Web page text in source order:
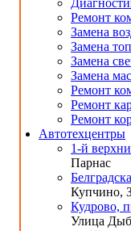
Ремонт
Замена
Замена
Замена
Замена
Ремонт
Ремонт
Ремонт
Автотехцентры
1-й
Парнас
Купчино,
Кудрово,
Улица